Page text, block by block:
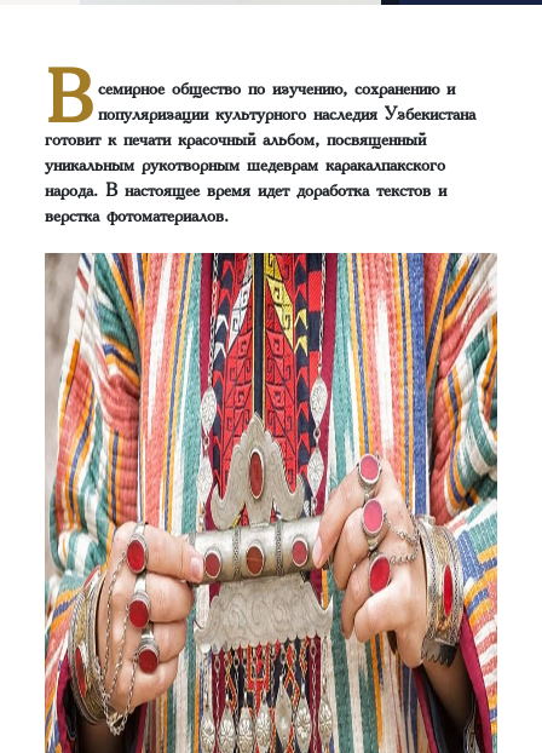
В семирное общество по изучению, сохранению и
популяризации культурного наследия Узбекистана
готовит к печати красочный альбом, посвященный
уникальным рукотворным шедеврам каракалпакского
народа. В настоящее время идет доработка текстов и
верстка фотоматериалов.